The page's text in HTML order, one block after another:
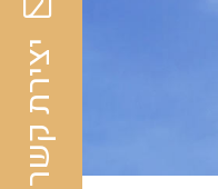
יצירת קשר